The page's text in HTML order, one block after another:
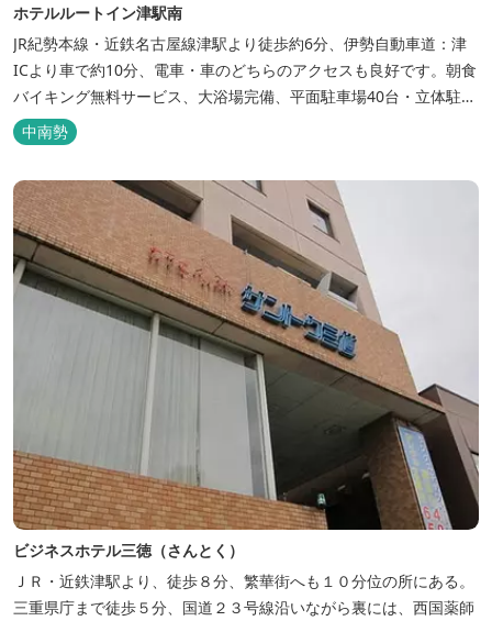
ホテルルートイン津駅南
JR紀勢本線・近鉄名古屋線津駅より徒歩約6分、伊勢自動車道：津
ICより車で約10分、電車・車のどちらのアクセスも良好です。朝食
バイキング無料サービス、大浴場完備、平面駐車場40台・立体駐車
場34台、全室Wi-Fi完備。ビジネスにも観光にもご利用頂ける快適
なホテルライフをご提供します。
中南勢
ビジネスホテル三徳（さんとく）
ＪＲ・近鉄津駅より、徒歩８分、繁華街へも１０分位の所にある。
三重県庁まで徒歩５分、国道２３号線沿いながら裏には、西国薬師